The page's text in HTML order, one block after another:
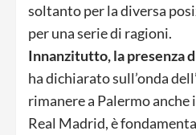
soltanto per la diversa
per una serie di ragioni.
Innanzitutto, la presenza
ha dichiarato sull’onda
rimanere a Palermo anche
Real Madrid, è